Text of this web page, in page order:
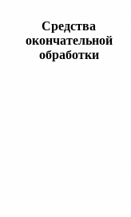
Средства
окончательной
обработки